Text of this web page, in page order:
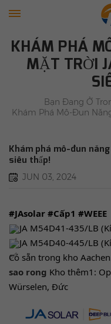
KHÁM PHÁ
MẶT TRỜI
Bạn Đang Ở
Khám Phá Mô-Đun
Khám phá mô-đun
siêu thấp!
JUN 03, 2024
#JAsolar #Cấp1 #WEEE
JA M54D41-435/LB
JA M54D40-445/LB
Có sẵn trong kho
sao rong Kho thêm1:
Würselen, Đức